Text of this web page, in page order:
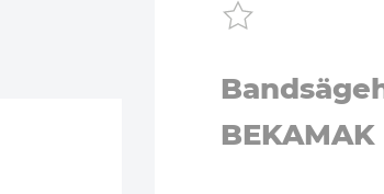
BEKAMAK